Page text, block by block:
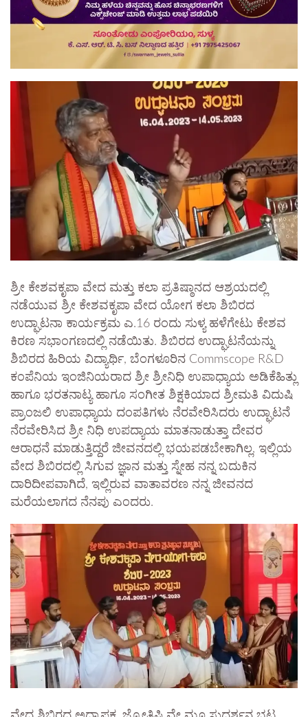
ಶ್ರೀ ಕೇಶವಕೃಪಾ ವೇದ ಮತ್ತು ಕಲಾ ಪ್ರತಿಷ್ಠಾನದ ಆಶ್ರಯದಲ್ಲಿ
ನಡೆಯುವ ಶ್ರೀ ಕೇಶವಕೃಪಾ ವೇದ ಯೋಗ ಕಲಾ ಶಿಬಿರದ
ಉದ್ಘಾಟನಾ ಕಾರ್ಯಕ್ರಮ ಎ.16 ರಂದು ಸುಳ್ಯ ಹಳೆಗೇಟು ಕೇಶವ
ಕಿರಣ ಸಭಾಂಗಣದಲ್ಲಿ ನಡೆಯಿತು. ಶಿಬಿರದ ಉದ್ಘಾಟನೆಯನ್ನು
ಶಿಬಿರದ ಹಿರಿಯ ವಿದ್ಯಾರ್ಥಿ, ಬೆಂಗಳೂರಿನ Commscope R&D
ಕಂಪೆನಿಯ ಇಂಜಿನಿಯರಾದ ಶ್ರೀ ಶ್ರೀನಿಧಿ ಉಪಾಧ್ಯಾಯ ಅಡಿಕೆಹಿತ್ಲು
ಹಾಗೂ ಭರತನಾಟ್ಯ ಹಾಗೂ ಸಂಗೀತ ಶಿಕ್ಷಕಿಯಾದ ಶ್ರೀಮತಿ ವಿದುಷಿ
ಪ್ರಾಂಜಲಿ ಉಪಾಧ್ಯಾಯ ದಂಪತಿಗಳು ನೆರವೇರಿಸಿದರು ಉದ್ಘಾಟನೆ
ನೆರವೇರಿಸಿದ ಶ್ರೀ ನಿಧಿ ಉಪದ್ಯಾಯ ಮಾತನಾಡುತ್ತಾ ದೇವರ
ಆರಾಧನೆ ಮಾಡುತ್ತಿದ್ದರೆ ಜೀವನದಲ್ಲಿ ಭಯಪಡಬೇಕಾಗಿಲ್ಲ, ಇಲ್ಲಿಯ
ವೇದ ಶಿಬಿರದಲ್ಲಿ ಸಿಗುವ ಜ್ಞಾನ ಮತ್ತು ಸ್ನೇಹ ನನ್ನ ಬದುಕಿನ
ದಾರಿದೀಪವಾಗಿದೆ, ಇಲ್ಲಿರುವ ವಾತಾವರಣ ನನ್ನ ಜೀವನದ
ಮರೆಯಲಾಗದ ನೆನಪು ಎಂದರು.